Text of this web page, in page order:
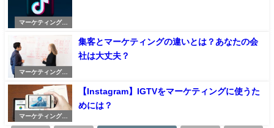
マーケティングの
マーケティングの
集客とマーケティングの違いとは？あなたの会
社は大丈夫？
マーケティングの
記事
【Instagram】IGTVをマーケティングに使うた
めには？